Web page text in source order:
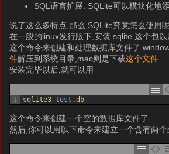
SQL语言扩展: SQLite可以模块化地
说了这么多特点,那么,SQLite究竟怎么使用
在一般的linux发行版下,安装 sqlite 这个包
这个命令来创建和处理数据库文件了
件解压到系统目录,mac则是下载这个文件
安装完毕以后,就可以用
1
sqlite3 test .db
这个命令来创建一个空的数据库文件了.
然后,你可以用以下命令来建立一个含有两个